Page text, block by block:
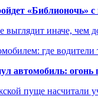
«Библионочь»
выглядит иначе, чем
где водители
автомобиль:
пуще насчитали